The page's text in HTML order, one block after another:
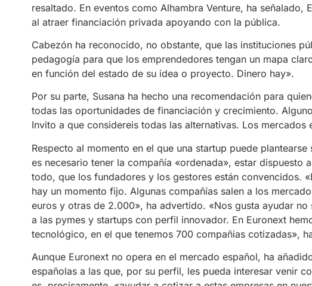
resaltado. En eventos como Alhambra Venture, ha señalado,
al atraer financiación privada apoyando con la pública.
Cabezón ha reconocido, no obstante, que las instituciones
pedagogía para que los emprendedores tengan un mapa
en función del estado de su idea o proyecto. Dinero hay».
Por su parte, Susana ha hecho una recomendación para
todas las oportunidades de financiación y crecimiento.
Invito a que considereis todas las alternativas. Los mercados
Respecto al momento en el que una startup puede
es necesario tener la compañía «ordenada», estar dispuesto
todo, que los fundadores y los gestores están convencidos.
hay un momento fijo. Algunas compañías salen a los
euros y otras de 2.000», ha advertido. «Nos gusta ayudar
a las pymes y startups con perfil innovador. En Euronext
tecnológico, en el que tenemos 700 compañias cotizadas»,
Aunque Euronext no opera en el mercado español, ha
españolas a las que, por su perfil, les pueda interesar venir